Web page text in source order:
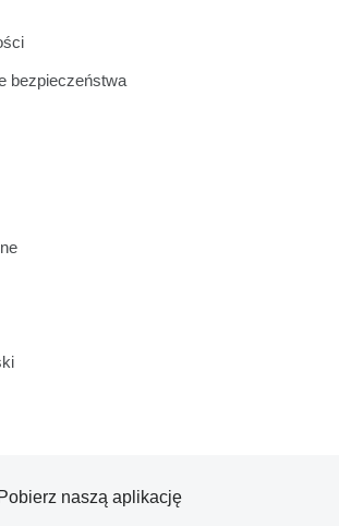
bezpieczeństwa
Pobierz naszą aplikację